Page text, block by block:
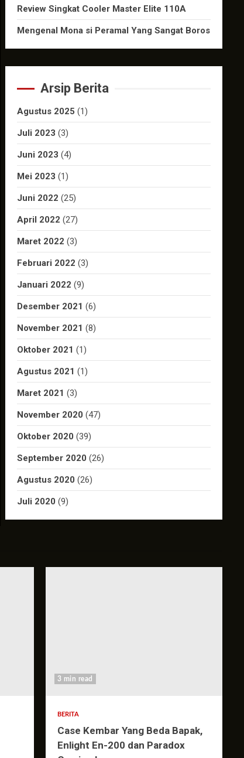
Review Singkat Cooler Master Elite 110A
Mengenal Mona si Peramal Yang Sangat Boros
Arsip Berita
Agustus 2025 (1)
Juli 2023 (3)
Juni 2023 (4)
Mei 2023 (1)
Juni 2022 (25)
April 2022 (27)
Maret 2022 (3)
Februari 2022 (3)
Januari 2022 (9)
Desember 2021 (6)
November 2021 (8)
Oktober 2021 (1)
Agustus 2021 (1)
Maret 2021 (3)
November 2020 (47)
Oktober 2020 (39)
September 2020 (26)
Agustus 2020 (26)
Juli 2020 (9)
3 min read
BERITA
Case Kembar Yang Beda Bapak,
Enlight En-200 dan Paradox